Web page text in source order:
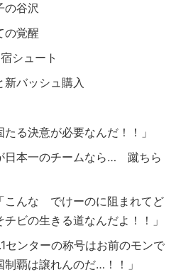
の谷沢
の覚醒
シュート
新バッシュ購入
る決意が必要なんだ！！」
日本一のチームなら… 蹴ちら
こんな でけーのに阻まれてど
ビの生きる道なんだよ！！」
センターの称号はお前のモンで
覇は譲れんのだ…！！」